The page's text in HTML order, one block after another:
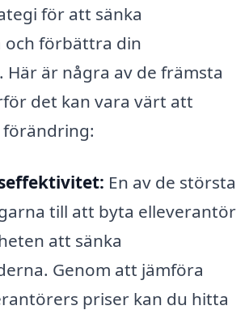
för att sänka
och förbättra din
Här är några av de främsta
det kan vara värt att
En av de största
till att byta elleverantör
att sänka
Genom att jämföra
priser kan du hitta